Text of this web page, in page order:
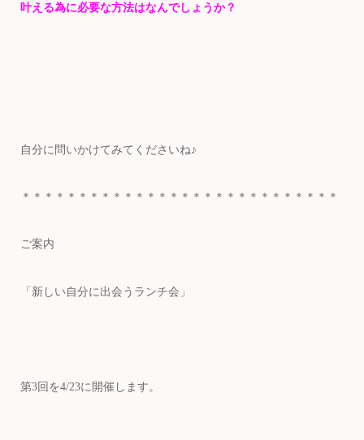
叶える為に必要な方法はなんでしょうか？
自分に問いかけてみてくださいね♪
＊＊＊＊＊＊＊＊＊＊＊＊＊＊＊＊＊＊＊＊＊＊＊＊＊＊＊＊
ご案内
「新しい自分に出会うランチ会」
第3回を4/23に開催します。